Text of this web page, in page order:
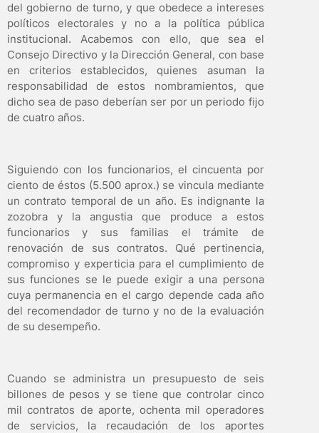
del gobierno de turno, y que obedece a intereses
políticos electorales y no a la política pública
institucional. Acabemos con ello, que sea el
Consejo Directivo y la Dirección General, con base
en criterios establecidos, quienes asuman la
responsabilidad de estos nombramientos, que
dicho sea de paso deberían ser por un periodo fijo
de cuatro años.
Siguiendo con los funcionarios, el cincuenta por
ciento de éstos (5.500 aprox.) se vincula mediante
un contrato temporal de un año. Es indignante la
zozobra y la angustia que produce a estos
funcionarios y sus familias el trámite de
renovación de sus contratos. Qué pertinencia,
compromiso y experticia para el cumplimiento de
sus funciones se le puede exigir a una persona
cuya permanencia en el cargo depende cada año
del recomendador de turno y no de la evaluación
de su desempeño.
Cuando se administra un presupuesto de seis
billones de pesos y se tiene que controlar cinco
mil contratos de aporte, ochenta mil operadores
de servicios, la recaudación de los aportes